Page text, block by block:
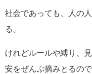
社会であっても、人の
る。
けれどルールや縛り、
安をぜんぶ摘みとるの